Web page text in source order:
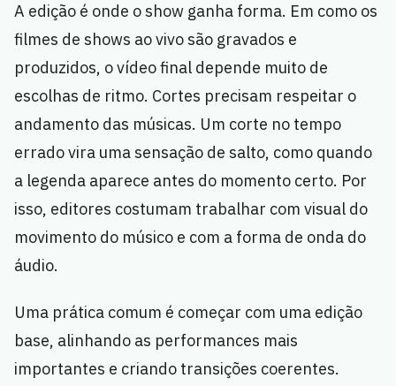
A edição é onde o show ganha forma. Em como os
filmes de shows ao vivo são gravados e
produzidos, o vídeo final depende muito de
escolhas de ritmo. Cortes precisam respeitar o
andamento das músicas. Um corte no tempo
errado vira uma sensação de salto, como quando
a legenda aparece antes do momento certo. Por
isso, editores costumam trabalhar com visual do
movimento do músico e com a forma de onda do
áudio.
Uma prática comum é começar com uma edição
base, alinhando as performances mais
importantes e criando transições coerentes.